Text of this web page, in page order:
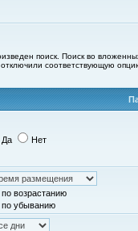
поиск. Поиск во
соответствующую
Да Нет
по возрастанию
по убыванию